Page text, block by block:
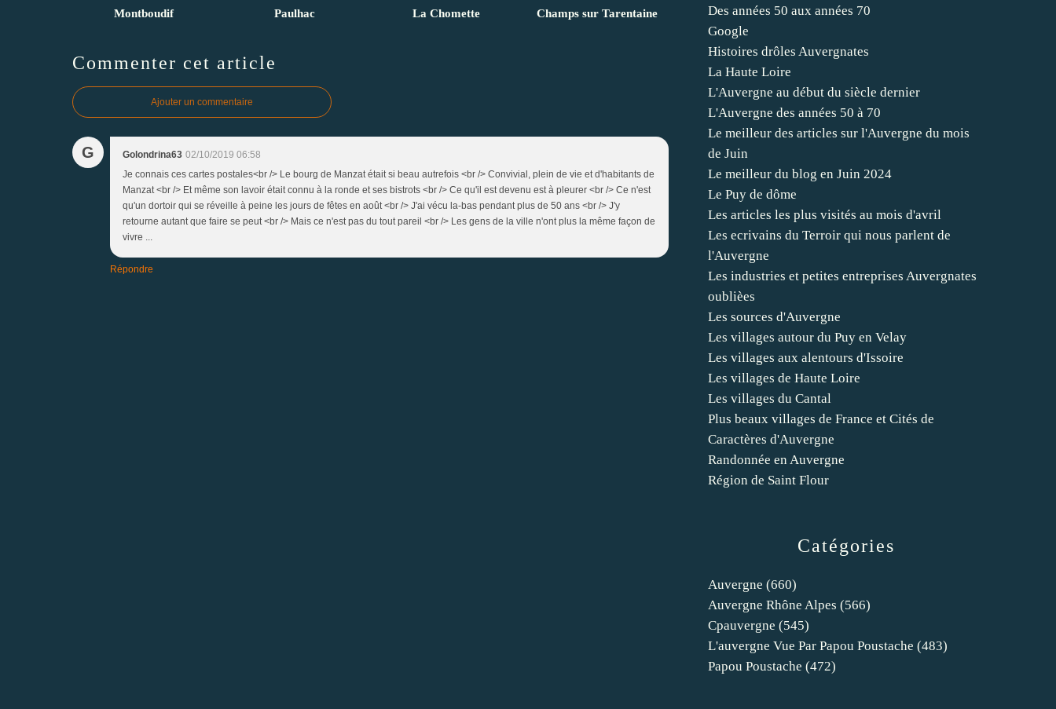
Montboudif Paulhac La Chomette Champs sur Tarentaine
Commenter cet article
Ajouter un commentaire
G Golondrina63 02/10/2019 06:58
Je connais ces cartes postales<br /> Le bourg de Manzat était si beau autrefois <br /> Convivial, plein de vie et d'habitants de
Manzat <br /> Et même son lavoir était connu à la ronde et ses bistrots <br /> Ce qu'il est devenu est à pleurer <br /> Ce n'est
qu'un dortoir qui se réveille à peine les jours de fêtes en août <br /> J'ai vécu la-bas pendant plus de 50 ans <br /> J'y
retourne autant que faire se peut <br /> Mais ce n'est pas du tout pareil <br /> Les gens de la ville n'ont plus la même façon de
vivre ...
Répondre
Catégories
Auvergne (660)
Auvergne Rhône Alpes (566)
Cpauvergne (545)
L'auvergne Vue Par Papou Poustache (483)
Papou Poustache (472)
Des années 50 aux années 70
Google
Histoires drôles Auvergnates
La Haute Loire
L'Auvergne au début du siècle dernier
L'Auvergne des années 50 à 70
Le meilleur des articles sur l'Auvergne du mois
de Juin
Le meilleur du blog en Juin 2024
Le Puy de dôme
Les articles les plus visités au mois d'avril
Les ecrivains du Terroir qui nous parlent de
l'Auvergne
Les industries et petites entreprises Auvergnates
oublièes
Les sources d'Auvergne
Les villages autour du Puy en Velay
Les villages aux alentours d'Issoire
Les villages de Haute Loire
Les villages du Cantal
Plus beaux villages de France et Cités de
Caractères d'Auvergne
Randonnée en Auvergne
Région de Saint Flour